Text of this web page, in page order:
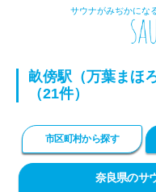
サウナがみぢかにな
畝傍駅（万葉まほ
（21件）
市区町村から探す
奈良県のサ